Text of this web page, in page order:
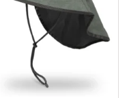
האפשרויות
בעמוד
המוצר